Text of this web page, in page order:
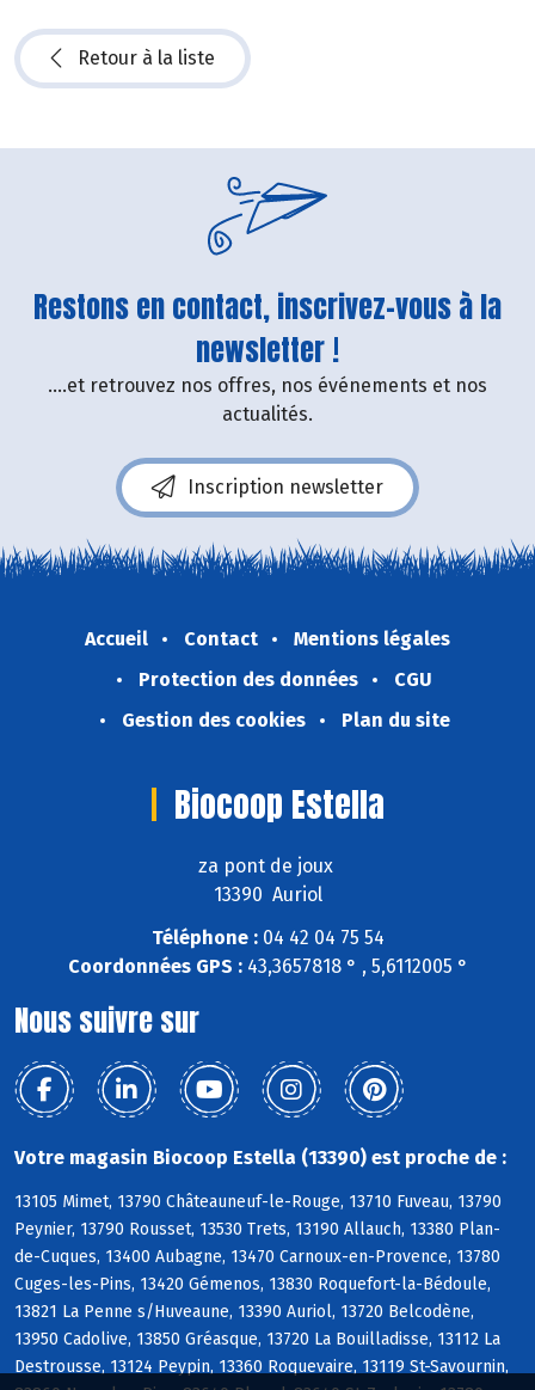
Retour à la liste
Restons en contact, inscrivez-vous à la
newsletter !
....et retrouvez nos offres, nos événements et nos
actualités.
Inscription newsletter
Accueil Contact
Mentions légales
Protection des données
CGU
Gestion des cookies
Plan du site
Biocoop Estella
za pont de joux
13390 Auriol
Téléphone :04 42 04 75 54
Coordonnées GPS :43,3657818 ° , 5,6112005 °
Nous suivre sur
Votre magasin Biocoop Estella (13390) est proche de :
13105 Mimet, 13790 Châteauneuf-le-Rouge, 13710 Fuveau, 13790
Peynier, 13790 Rousset, 13530 Trets, 13190 Allauch, 13380 Plan-
de-Cuques, 13400 Aubagne, 13470 Carnoux-en-Provence, 13780
Cuges-les-Pins, 13420 Gémenos, 13830 Roquefort-la-Bédoule,
13821 La Penne s/Huveaune, 13390 Auriol, 13720 Belcodène,
13950 Cadolive, 13850 Gréasque, 13720 La Bouilladisse, 13112 La
Destrousse, 13124 Peypin, 13360 Roquevaire, 13119 St-Savournin,